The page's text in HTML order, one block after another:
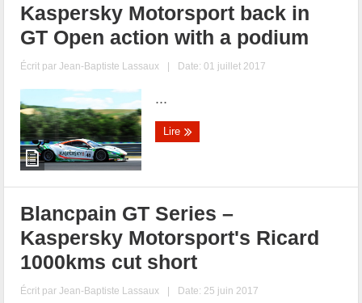
Kaspersky Motorsport back in
GT Open action with a podium
Écrit parJean-Baptiste Lassaux | Date: 01 juillet 2017
...
Lire
Blancpain GT Series –
Kaspersky Motorsport's Ricard
1000kms cut short
Écrit parJean-Baptiste Lassaux | Date: 25 juin 2017